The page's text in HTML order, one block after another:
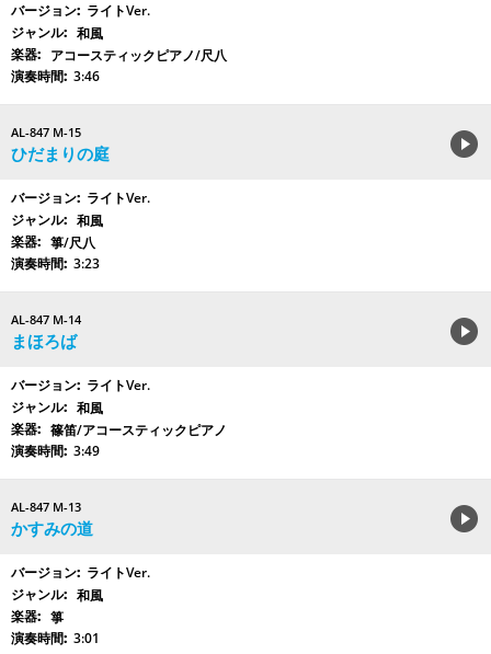
ライトVer.
和風
アコースティックピアノ/尺八
3:46
AL-847 M-15
ひだまりの庭
ライトVer.
和風
箏/尺八
3:23
AL-847 M-14
まほろば
ライトVer.
和風
篠笛/アコースティックピアノ
3:49
AL-847 M-13
かすみの道
ライトVer.
和風
箏
3:01